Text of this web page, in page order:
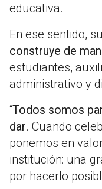
educativa.
En ese sentido,
construye de
estudiantes,
administrativo y
“Todos somos
dar. Cuando
ponemos en
institución: una
por hacerlo